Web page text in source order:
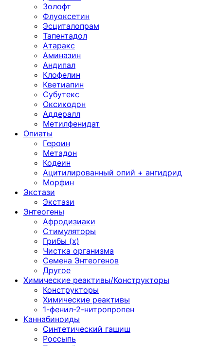
Золофт
Флуоксетин
Эсциталопрам
Тапентадол
Атаракс
Аминазин
Андипал
Клофелин
Кветиапин
Субутекс
Оксикодон
Аддералл
Метилфенидат
Опиаты
Героин
Метадон
Кодеин
Ацитилированный опий + ангидрид
Морфин
Экстази
Экстази
Энтеогены
Афродизиаки
Стимуляторы
Грибы (х)
Чистка организма
Семена Энтеогенов
Другое
Химические реактивы/Конструкторы
Конструкторы
Химические реактивы
1-фенил-2-нитропропен
Каннабиноиды
Синтетический гашиш
Россыпь